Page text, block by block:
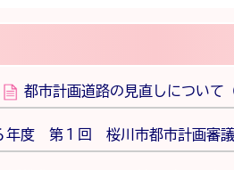
都市計画道路の見直しについて
年度 第１回 桜川市都市計画審